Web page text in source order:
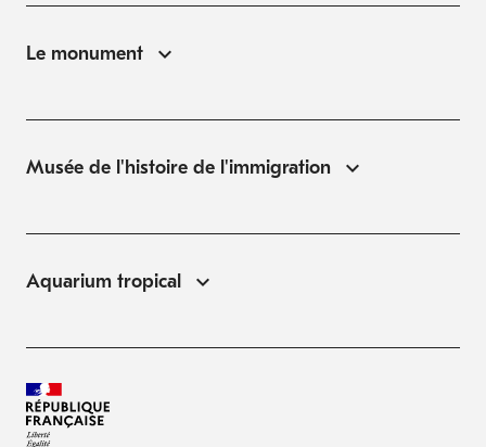
Le monument
Musée de l'histoire de l'immigration
Aquarium tropical